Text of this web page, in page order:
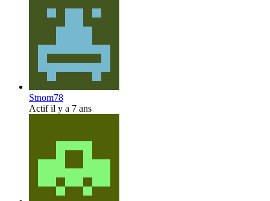
Stnom78
Actif il y a 7 ans